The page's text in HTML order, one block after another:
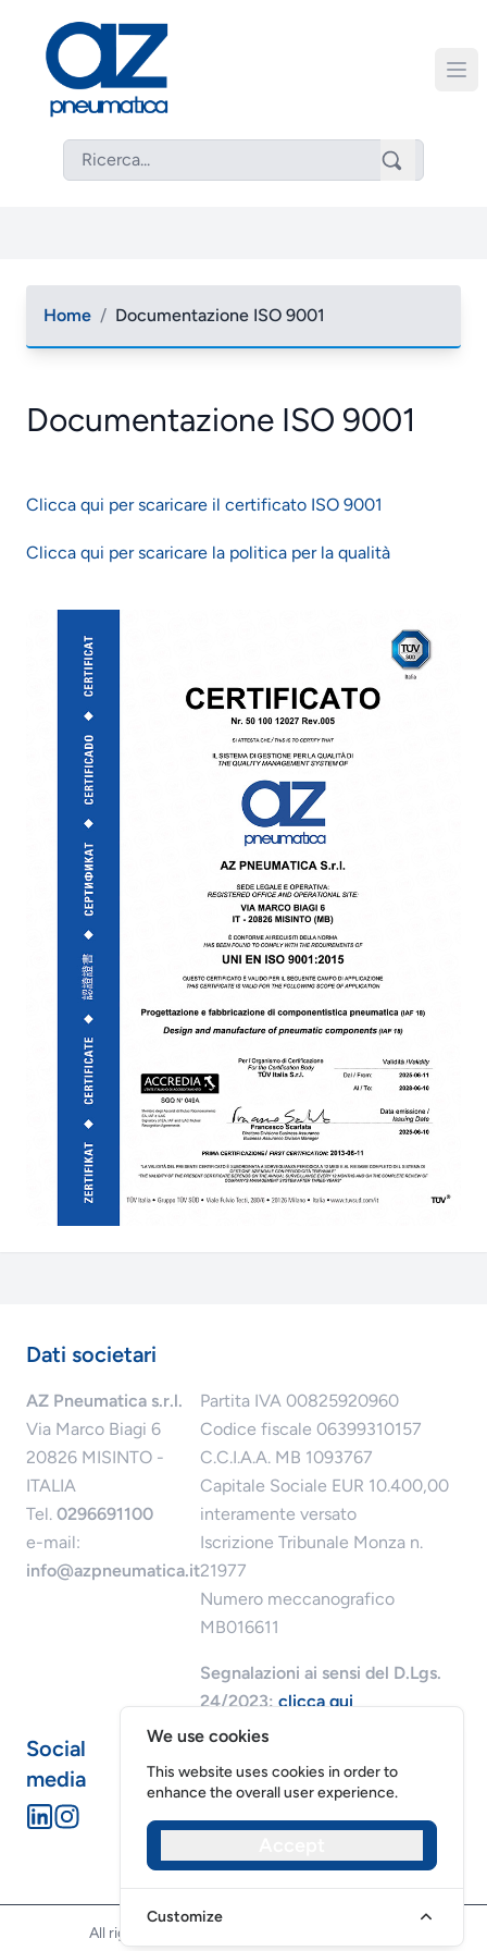
Home / Documentazione ISO 9001
Documentazione ISO 9001
Clicca qui per scaricare il certificato ISO 9001
Clicca qui per scaricare la politica per la qualità
Dati societari
AZ Pneumatica s.r.l.
Via Marco Biagi 6
20826 MISINTO -
ITALIA
Tel. 0296691100
e-mail:
info@azpneumatica.it
Partita IVA 00825920960
Codice fiscale 06399310157
C.C.I.A.A. MB 1093767
Capitale Sociale EUR 10.400,00
interamente versato
Iscrizione Tribunale Monza n.
21977
Numero meccanografico
MB016611
Segnalazioni ai sensi del D.Lgs.
24/2023:clicca qui
Social
media
Riservatezza dei datiCookies
All rights reserved - AZ Pneumatica srl ​​©2026
We use cookies
This website uses cookies in order to
enhance the overall user experience.
Customize